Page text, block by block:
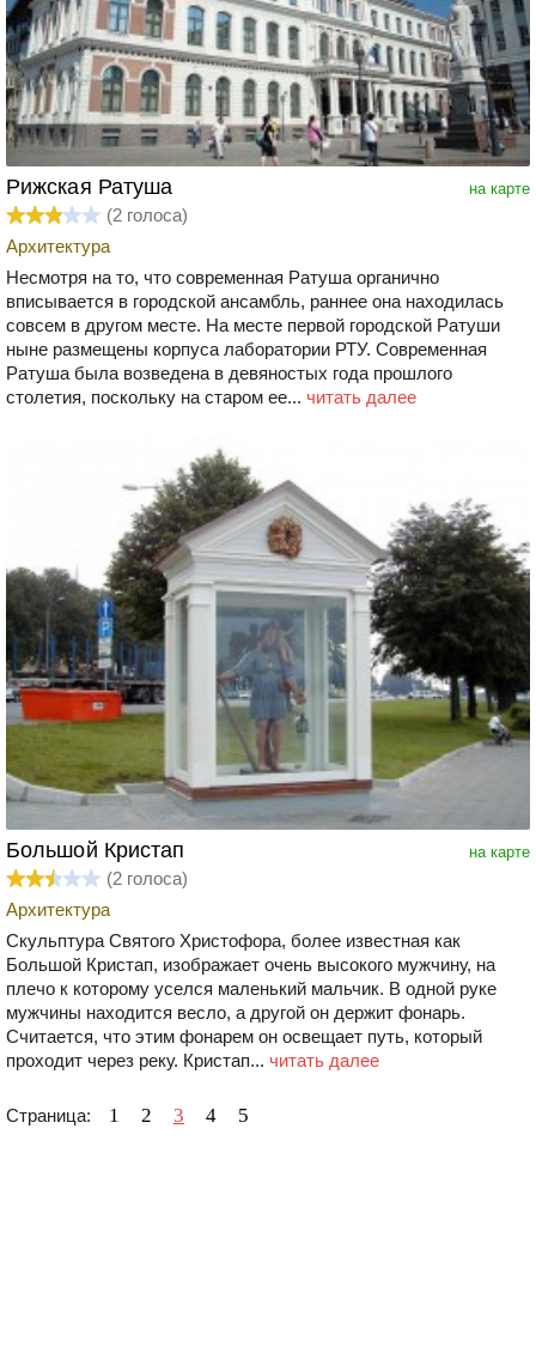
на карте
Рижская Ратуша
(2 голоса)
Архитектура
Несмотря на то, что современная Ратуша органично
вписывается в городской ансамбль, раннее она находилась
совсем в другом месте. На месте первой городской Ратуши
ныне размещены корпуса лаборатории РТУ. Современная
Ратуша была возведена в девяностых года прошлого
столетия, поскольку на старом ее... читать далее
на карте
Большой Кристап
(2 голоса)
Архитектура
Скульптура Святого Христофора, более известная как
Большой Кристап, изображает очень высокого мужчину, на
плечо к которому уселся маленький мальчик. В одной руке
мужчины находится весло, а другой он держит фонарь.
Считается, что этим фонарем он освещает путь, который
проходит через реку. Кристап... читать далее
Страница: 1 2 3 4 5